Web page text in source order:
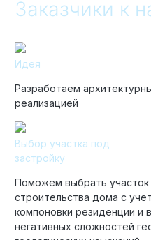
Заказчики к
Идея
Разработаем
реализацией
Выбор участка под
застройку
Поможем выбрать
строительства дома с
компоновки резиденции и
негативных сложностей